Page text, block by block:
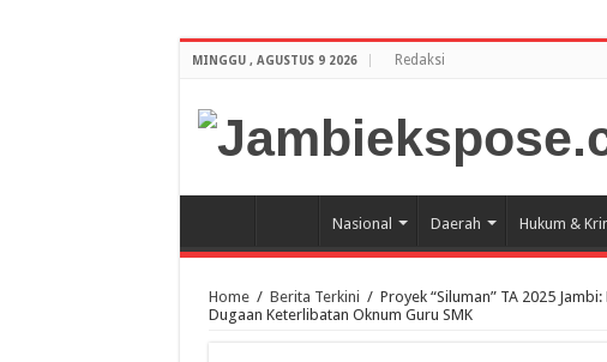
MINGGU , AGUSTUS 9 2026 Redaksi
Nasional Daerah Hukum &
Home / Berita Terkini / Proyek “Siluman” TA 2025
Dugaan Keterlibatan Oknum Guru SMK